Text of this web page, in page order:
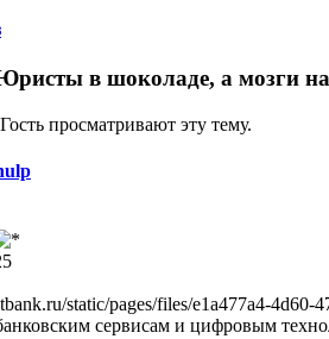
в шоколаде, а мозги
просматривают эту тему.
static/pages/files/e1a477a4-
сервисам и цифровым